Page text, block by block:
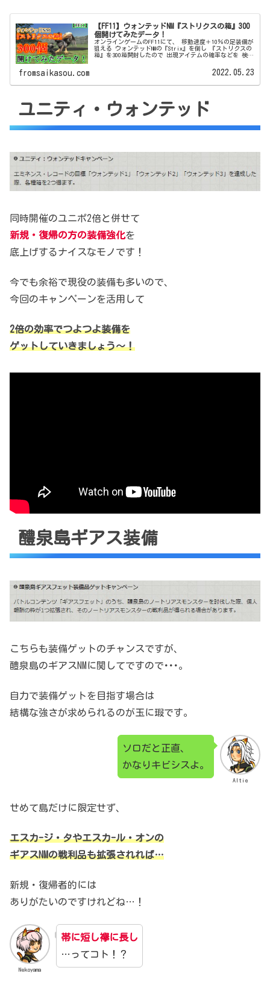
【FF11】ウォンテッドNM『ストリクスの箱』300
個開けてみたデータ！
オンラインゲームのFF11にて、 移動速度＋10％の足装備が
狙える ウォンテッドNMの『Strix』を倒し 『ストリクスの
箱』を300箱開封したので 出現アイテムの確率などを 検証
fromsaikasou.com 2022.05.23
ユニティ・ウォンテッド
同時開催のユニポ2倍と併せて
新規・復帰の方の装備強化を
底上げするナイスなモノです！
今でも余裕で現役の装備も多いので、
今回のキャンペーンを活用して
2倍の効率でつよつよ装備を
ゲットしていきましょう～！
醴泉島ギアス装備
こちらも装備ゲットのチャンスですが、
醴泉島のギアスNMに関してですので･･･。
自力で装備ゲットを目指す場合は
結構な強さが求められるのが玉に瑕です。
Altie
ソロだと正直、
かなりキビシスよ。
せめて島だけに限定せず、
エスカ-ジ・タやエスカ-ル・オンの
ギアスNMの戦利品も拡張されれば…
新規・復帰者的には
ありがたいのですけれどね…！
Nekoyama
帯に短し襷に長し
…ってコト！？